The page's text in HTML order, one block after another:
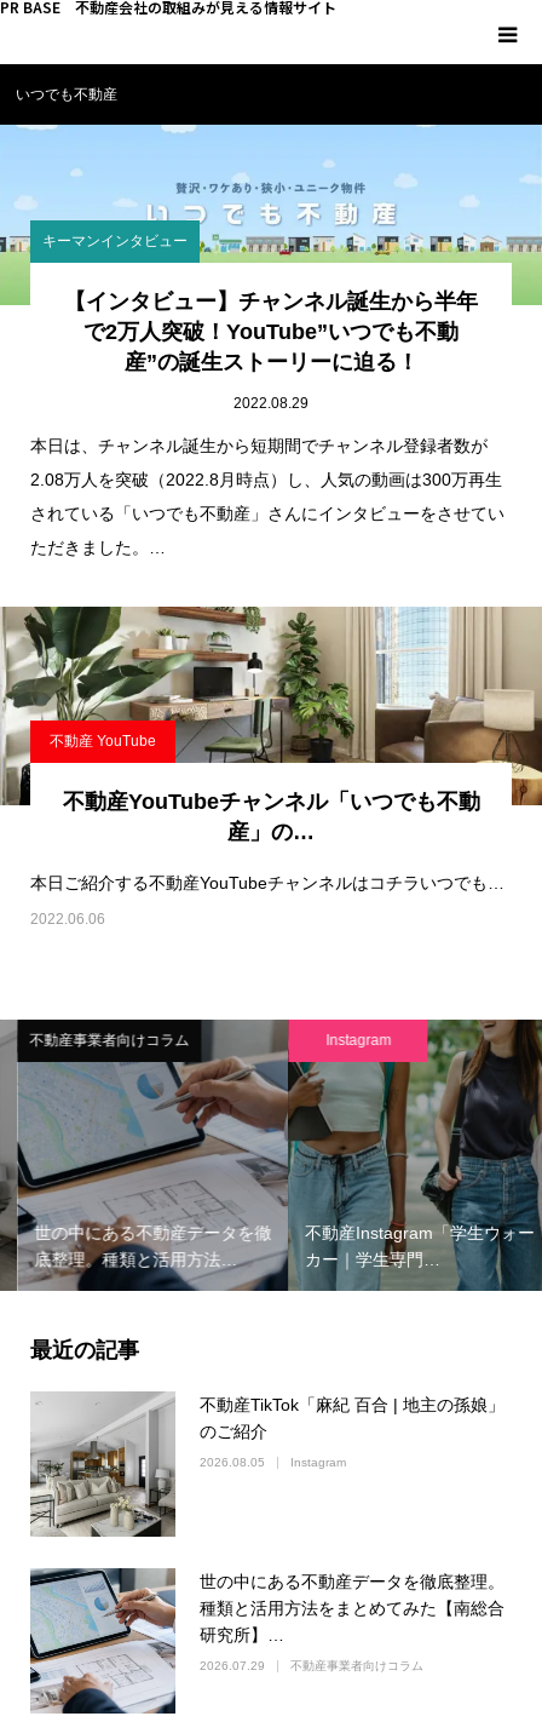
PR BASE 不動産会社の取組みが見える情報サイト
いつでも不動産
キーマンインタビュー
【インタビュー】チャンネル誕生から半年
で2万人突破！YouTube”いつでも不動
産”の誕生ストーリーに迫る！
2022.08.29
本日は、チャンネル誕生から短期間でチャンネル登録者数が
2.08万人を突破（2022.8月時点）し、人気の動画は300万再生
されている「いつでも不動産」さんにインタビューをさせてい
ただきました。…
不動産 YouTube
不動産YouTubeチャンネル「いつでも不動
産」の…
2022.06.06
不動産事業者向けコラム
世の中にある不動産データを徹
底整理。種類と活用方法…
Instagram
不動産Instagram「学生ウォー
カー｜学生専門…
最近の記事
不動産TikTok「麻紀 百合 | 地主の孫娘」
のご紹介
2026.08.05 Instagram
世の中にある不動産データを徹底整理。
種類と活用方法をまとめてみた【南総合
研究所】…
2026.07.29 不動産事業者向けコラム
HOME
PR BASEとは
キーマンインタビュー
不動産 YouTube
不動産関連調査
不動産事業者向けコラム